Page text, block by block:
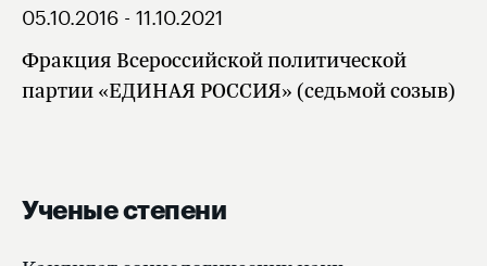
05.10.2016 - 11.10.2021
Фракция Всероссийской политической
партии «ЕДИНАЯ РОССИЯ» (седьмой созыв)
Ученые степени